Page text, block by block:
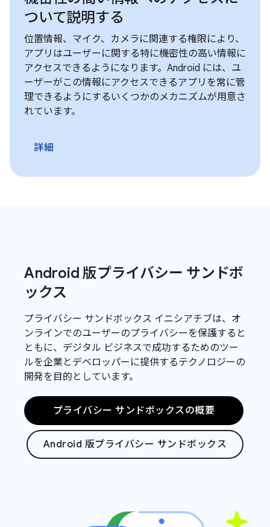
ついて説明する
位置情報、マイク、カメラに関連する権限により、
アプリはユーザーに関する特に機密性の高い情報に
アクセスできるようになります。Android には、ユ
ーザーがこの情報にアクセスできるアプリを常に管
理できるようにするいくつかのメカニズムが用意さ
れています。
詳細
Android 版プライバシー サンドボ
ックス
プライバシー サンドボックス イニシアチブは、オ
ンラインでのユーザーのプライバシーを保護すると
ともに、デジタル ビジネスで成功するためのツー
ルを企業とデベロッパーに提供するテクノロジーの
開発を目的としています。
プライバシー サンドボックスの概要
Android 版プライバシー サンドボックス